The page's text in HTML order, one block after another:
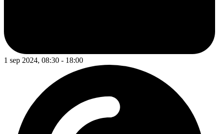
1 sep 2024, 08:30 - 18:00